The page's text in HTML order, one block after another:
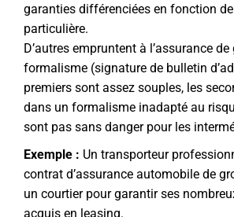
garanties différenciées en fonction
particulière.
D’autres empruntent à l’assurance
formalisme (signature de bulletin
premiers sont assez souples, les
dans un formalisme inadapté au
sont pas sans danger pour les
Exemple : Un transporteur
contrat d’assurance automobile de
un courtier pour garantir ses
acquis en leasing.